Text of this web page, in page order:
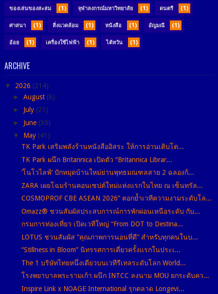
ของเล่นของสะสม (1) จุฬาลงกรณ์มหาวิทยาลัย (1) ดนตรี (1)
ศาสนา (1) สิ่งแวดล้อม (1) หนังสือ (1) อัญมณี (1)
อ้อย (1) เครื่องใช้ไฟฟ้า (1) ไต้หวัน (1)
ARCHIVE
▼ 2026 (214)
► August (6)
► July (21)
► June (30)
▼ May (41)
TK Park เสริมพลังร้านหนังสืออิสระ ให้การอ่านเติบโต...
TK Park ผนึก Britannica เปิดตัว “Britannica Librar...
‘โนโวไลฟ์’ ปักหมุดบ้านใหม่ย่านพุทธมณฑลสาย 2 ฉลองก้...
ZARA เผยโฉมร้านคอนเซปต์ใหม่แห่งแรกในไทย ณ เซ็นทรัล...
COSMOPROF CBE ASEAN 2026” ตอกย้ำเวทีความงามระดับโล...
Omazz® ชวนสัมผัสประสบการณ์การพักผ่อนเหนือระดับ กับ...
กรมการท่องเที่ยว เปิดเวทีใหญ่ “From DOT to Destina...
LOTUS ชวนสัมผัส “คุณภาพการนอนที่ดี” สำหรับทุกคนในบ...
“Stillness in Bloom” นิทรรศการเดี่ยวครั้งแรกในประเ...
The 1 บริษัทไทยหนึ่งเดียวบนเวทีรีเทลระดับโลก World...
โรงพยาบาลพระรามเก้า ผนึก INTCC ลงนาม MOU ยกระดับคว...
Inspire Link x NOAGE International รุกตลาด Longevi...